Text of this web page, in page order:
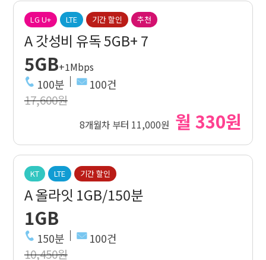
LG U+ LTE 기간 할인 추천
A 갓성비 유독 5GB+ 7
5GB+1Mbps
100분 100건
17,600원
8개월차 부터 11,000원 월 330원
KT LTE 기간 할인
A 올라잇 1GB/150분
1GB
150분 100건
10,450원